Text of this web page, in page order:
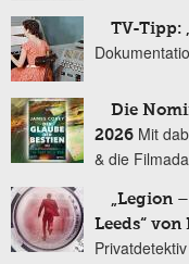
TV-Tipp:
Die
2026 Mit
& die
„Legion
Leeds“ von